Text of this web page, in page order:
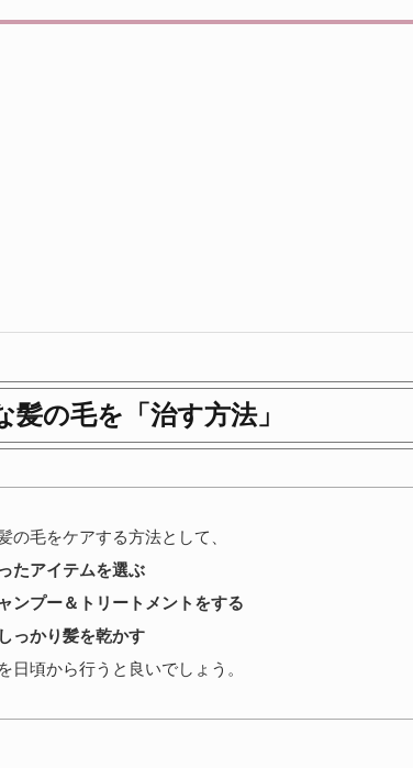
の毛を「治す方法」
の毛をケアする方法として、
たアイテムを選ぶ
ンプー＆トリートメントをする
っかり髪を乾かす
日頃から行うと良いでしょう。